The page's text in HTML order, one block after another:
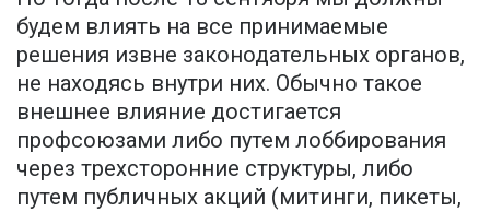
будем влиять на все принимаемые
решения извне законодательных органов,
не находясь внутри них. Обычно такое
внешнее влияние достигается
профсоюзами либо путем лоббирования
через трехсторонние структуры, либо
путем публичных акций (митинги, пикеты,